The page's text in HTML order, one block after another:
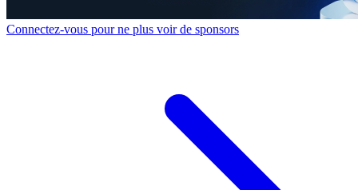
Connectez-vous pour ne plus voir de sponsors